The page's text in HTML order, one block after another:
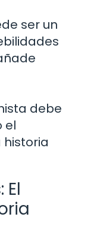
ser un
debe
el